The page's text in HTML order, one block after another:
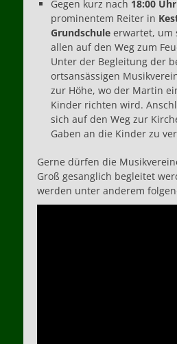
Gegen kurz nach 18:00 Uhr
prominentem Reiter in
Grundschule erwartet, um
allen auf den Weg zum
Unter der Begleitung der
ortsansässigen
zur Höhe, wo der Martin
Kinder richten wird.
sich auf den Weg zur
Gaben an die Kinder zu
Gerne dürfen die
Groß gesanglich begleitet
werden unter anderem